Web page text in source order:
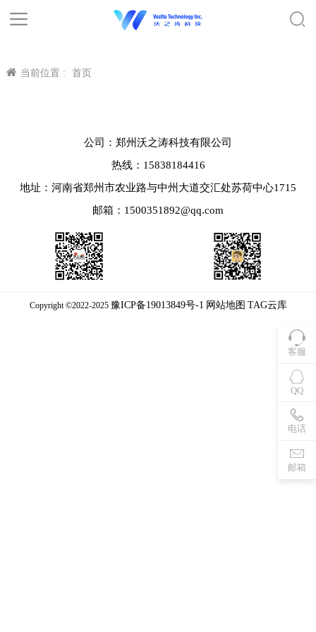
当前位置 : 首页
客服
QQ
电话
邮箱
公司：郑州沃之涛科技有限公司
热线：15838184416
地址：河南省郑州市农业路与中州大道交汇处苏荷中心1715
邮箱：1500351892@qq.com
Copyright ©2022-2025 豫ICP备19013849号-1 网站地图 TAG云库